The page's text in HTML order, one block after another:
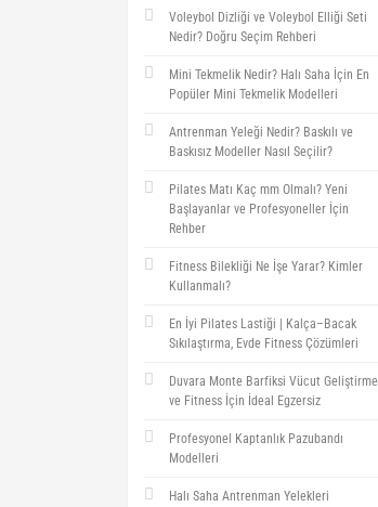
Voleybol Dizliği ve Voleybol Elliği Seti
Nedir? Doğru Seçim Rehberi
Mini Tekmelik Nedir? Halı Saha İçin En
Popüler Mini Tekmelik Modelleri
Antrenman Yeleği Nedir? Baskılı ve
Baskısız Modeller Nasıl Seçilir?
Pilates Matı Kaç mm Olmalı? Yeni
Başlayanlar ve Profesyoneller İçin
Rehber
Fitness Bilekliği Ne İşe Yarar? Kimler
Kullanmalı?
En İyi Pilates Lastiği | Kalça–Bacak
Sıkılaştırma, Evde Fitness Çözümleri
Duvara Monte Barfiksi Vücut Geliştirme
ve Fitness İçin İdeal Egzersiz
Profesyonel Kaptanlık Pazubandı
Modelleri
Halı Saha Antrenman Yelekleri